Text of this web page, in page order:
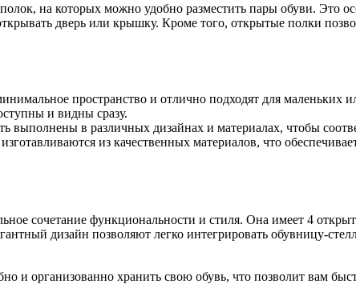
на которых можно удобно разместить пары обуви. Это
дверь или крышку. Кроме того, открытые полки
пространство и отлично подходят для маленьких
и видны сразу.
в различных дизайнах и материалах, чтобы
из качественных материалов, что
сочетание функциональности и стиля. Она имеет 4
дизайн позволяют легко интегрировать обувницу-
и организованно хранить свою обувь, что позволит вам